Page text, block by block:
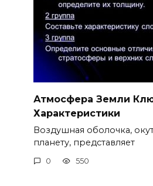
Атмосфера Земли
Характеристики
Воздушная оболочка,
планету, представляет
0 550